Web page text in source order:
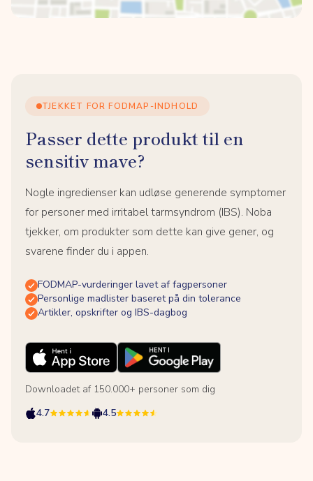
TJEKKET FOR FODMAP-INDHOLD
Passer dette produkt til en
sensitiv mave?
Nogle ingredienser kan udløse generende symptomer
for personer med irritabel tarmsyndrom (IBS). Noba
tjekker, om produkter som dette kan give gener, og
svarene finder du i appen.
FODMAP-vurderinger lavet af fagpersoner
Personlige madlister baseret på din tolerance
Artikler, opskrifter og IBS-dagbog
Downloadet af 150.000+ personer som dig
4.7
4.5